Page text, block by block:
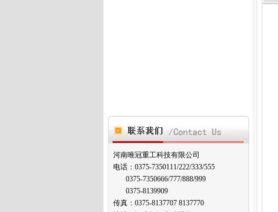
河南唯冠重工科技有限公司
电话：0375-7350111/222/333/555
0375-7350666/777/888/999
0375-8139909
传真：0375-8137707 8137770